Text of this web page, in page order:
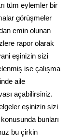
tüm eylemler bir
görüşmeler
emin olunan
rapor olarak
eşinizin sizi
ise çalışma
aile
açabilirsiniz.
eşinizin sizi
bunları
bu çirkin